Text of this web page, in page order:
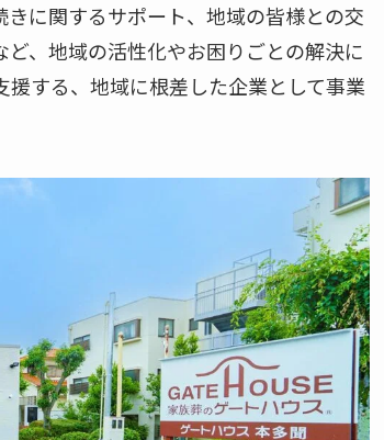
に関するサポート、地域の皆様との交
、地域の活性化やお困りごとの解決に
する、地域に根差した企業として事業